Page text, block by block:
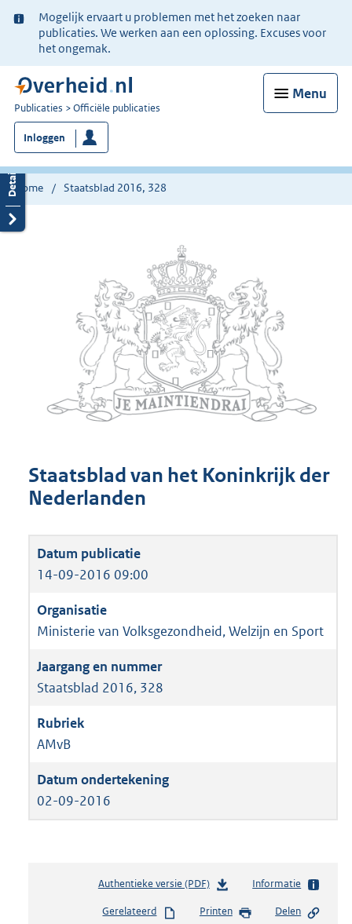
Ter
informatie:
Mogelijk ervaart u problemen met het zoeken naar
publicaties. We werken aan een oplossing. Excuses voor
het ongemak.
Menu
U
bent
nu
hier:
Publicaties Officiële publicaties
Inloggen
Home Staatsblad 2016, 328
Staatsblad van het Koninkrijk der
Nederlanden
14-09-2016 09:00
Ministerie van Volksgezondheid, Welzijn en Sport
Staatsblad 2016, 328
AMvB
02-09-2016
Authentieke versie (PDF)b
s
Informatie
Gerelateerd Printen Delen